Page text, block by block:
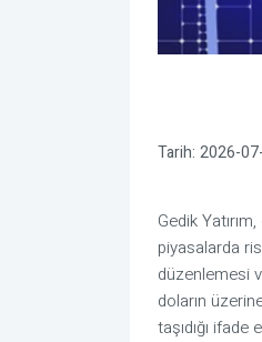
Tarih: 2026-
Gedik
piyasalarda
düzenlemesi
doların
taşıdığı ifade